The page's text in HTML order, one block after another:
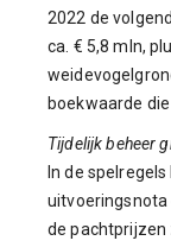
2022 de
ca. € 5,8 mln,
boekwaarde
Tijdelijk beheer
In de
uitvoeringsnota
de pachtprijzen